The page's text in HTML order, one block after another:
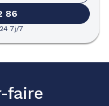
86
7j/7
faire